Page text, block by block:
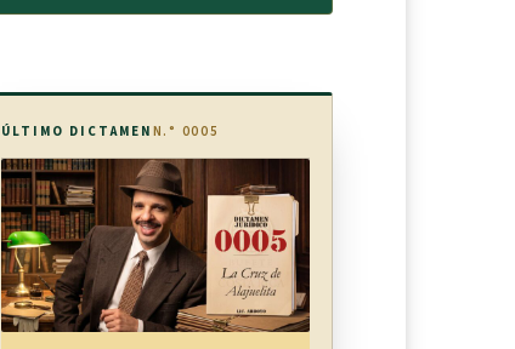
ÚLTIMO DICTAMEN N.° 0005